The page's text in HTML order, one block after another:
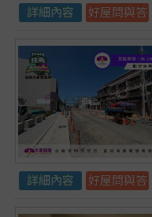
詳細內容 好屋問與答
詳細內容 好屋問與答